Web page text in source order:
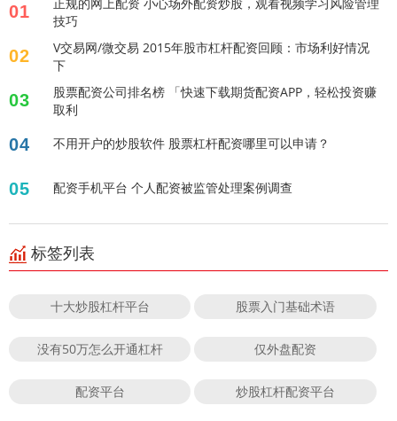
01
技巧
02
V交易网/微交易 2015年股市杠杆配资回顾：市场利好情况
下
03
股票配资公司排名榜 「快速下载期货配资APP，轻松投资赚
取利
04 不用开户的炒股软件 股票杠杆配资哪里可以申请？
05 配资手机平台 个人配资被监管处理案例调查
标签列表
十大炒股杠杆平台 股票入门基础术语
没有50万怎么开通杠杆 仅外盘配资
配资平台 炒股杠杆配资平台